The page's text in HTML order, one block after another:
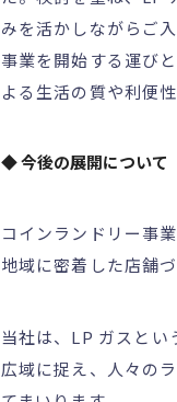
みを活かしながらご
事業を開始する運び
よる生活の質や利便
◆ 今後の展開について
コインランドリー事
地域に密着した店舗
当社は、LP ガスと
広域に捉え、人々の